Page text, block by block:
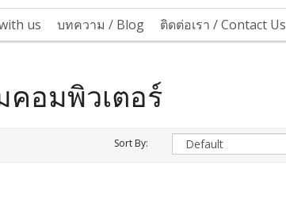
us บทความ / Blog ติดต่อเรา / Contact Us
อมพิวเตอร์
Sort By: